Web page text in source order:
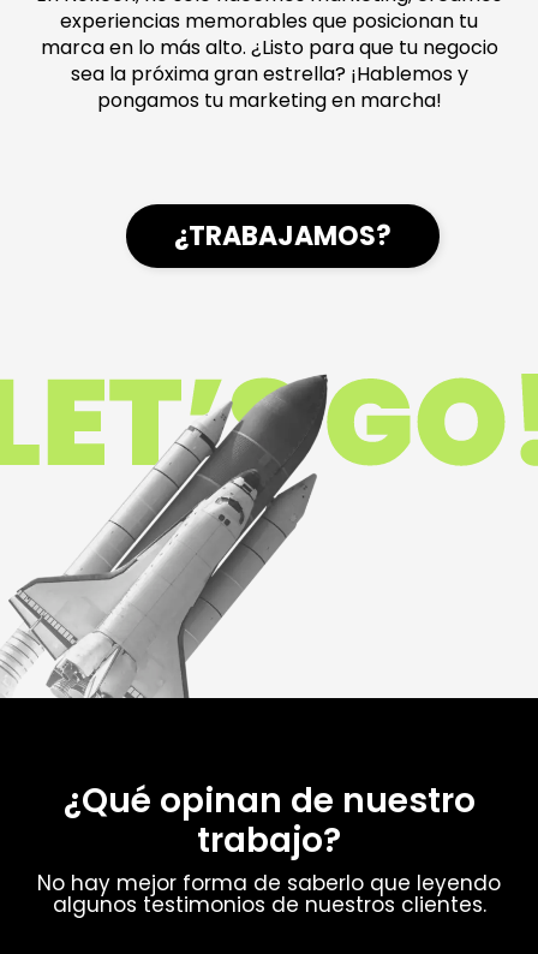
experiencias memorables que posicionan tu
marca en lo más alto. ¿Listo para que tu negocio
sea la próxima gran estrella? ¡Hablemos y
pongamos tu marketing en marcha!
¿TRABAJAMOS?
¿Qué opinan de nuestro
trabajo?
No hay mejor forma de saberlo que leyendo
algunos testimonios de nuestros clientes.